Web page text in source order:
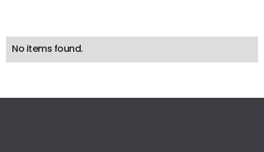
No items found.